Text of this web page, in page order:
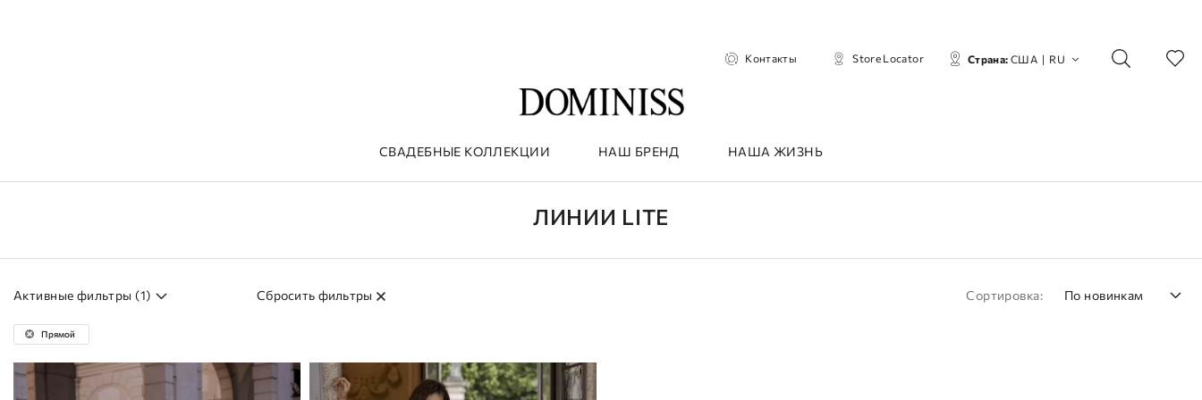
Контакты Store Locator Страна: США | RU
СВАДЕБНЫЕ КОЛЛЕКЦИИ НАШ БРЕНД НАША ЖИЗНЬ
ЛИНИИ LITE
Активные фильтры (1) Сбросить фильтры Сортировка: По новинкам
Прямой
Показано
2 товара